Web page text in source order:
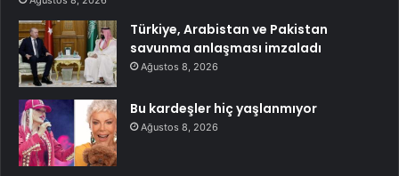
Türkiye, Arabistan ve Pakistan
savunma anlaşması imzaladı
Ağustos 8, 2026
Bu kardeşler hiç yaşlanmıyor
Ağustos 8, 2026